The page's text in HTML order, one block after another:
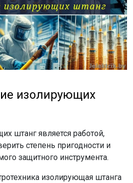
изолирующих
штанг является работой,
степень пригодности и
защитного инструмента.
изолирующая штанга